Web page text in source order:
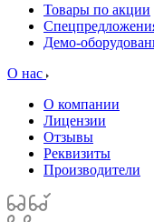
Товары по акции
Демо-
О нас
О компании
Лицензии
Отзывы
Реквизиты
Производители